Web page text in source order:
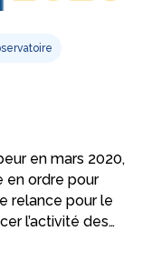
en mars 2020,
en ordre pour
relance pour le
l’activité des…